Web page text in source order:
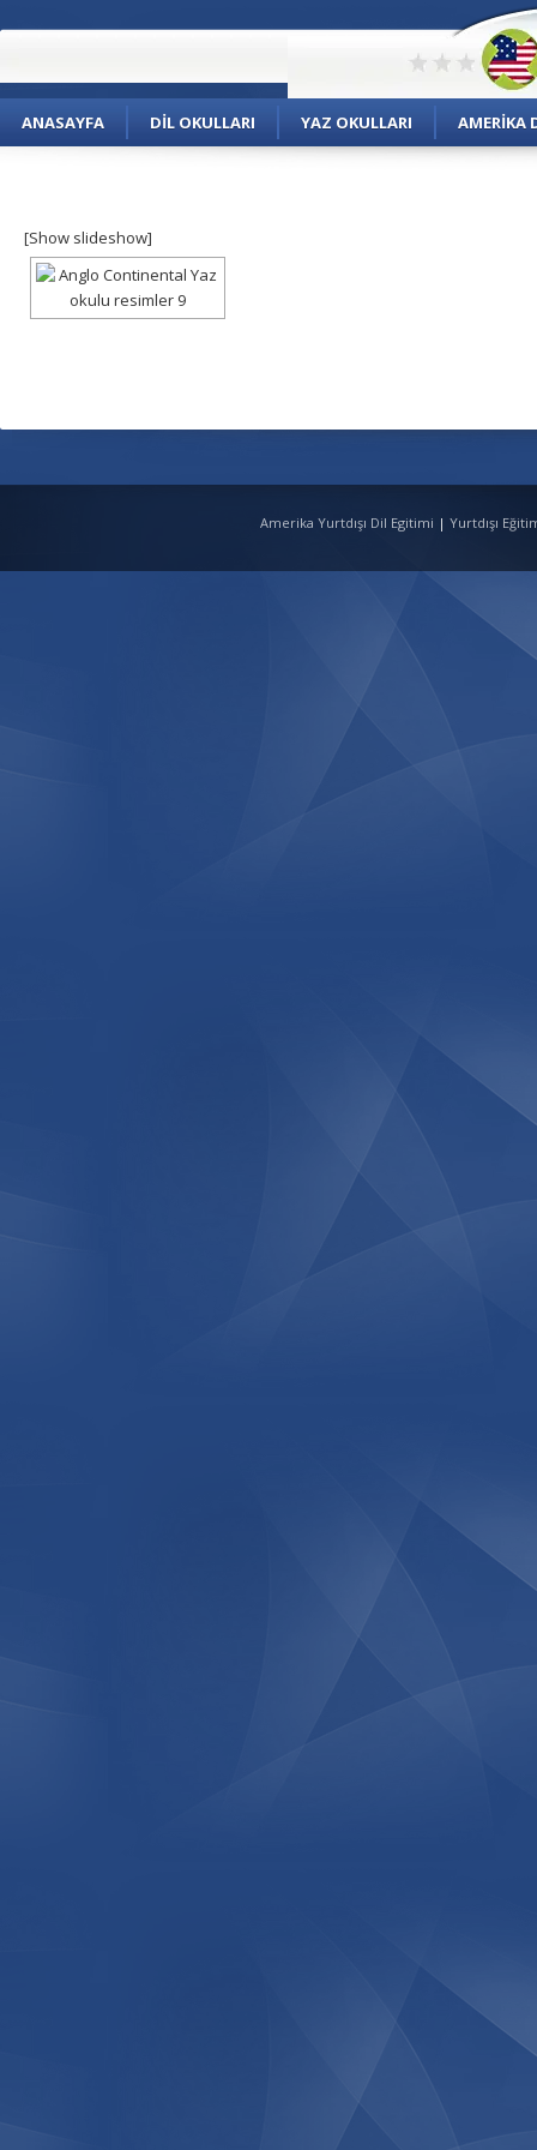
ANASAYFA DIL OKULLARI YAZ OKULLARI AMERIKA
[Show slideshow]
Amerika Yurtdışı Dil Egitimi | Yurtdışı